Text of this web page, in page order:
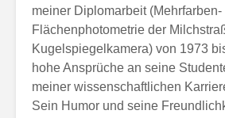
meiner Diplomarbeit (Mehrfarben-
Flächenphotometrie der
Kugelspiegelkamera) von 1973
hohe Ansprüche an seine
meiner wissenschaftlichen
Sein Humor und seine